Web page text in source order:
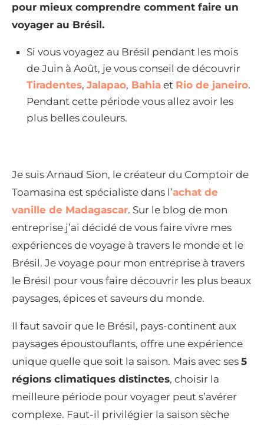
pour mieux comprendre comment faire un
voyager au Brésil.
Si vous voyagez au Brésil pendant les mois
de Juin à Août, je vous conseil de découvrir
Tiradentes, Jalapao, Bahia et Rio de janeiro.
Pendant cette période vous allez avoir les
plus belles couleurs.
Je suis Arnaud Sion, le créateur du Comptoir de
Toamasina est spécialiste dans l’achat de
vanille de Madagascar. Sur le blog de mon
entreprise j’ai décidé de vous faire vivre mes
expériences de voyage à travers le monde et le
Brésil. Je voyage pour mon entreprise à travers
le Brésil pour vous faire découvrir les plus beaux
paysages, épices et saveurs du monde.
Il faut savoir que le Brésil, pays-continent aux
paysages époustouflants, offre une expérience
unique quelle que soit la saison. Mais avec ses 5
régions climatiques distinctes, choisir la
meilleure période pour voyager peut s’avérer
complexe. Faut-il privilégier la saison sèche